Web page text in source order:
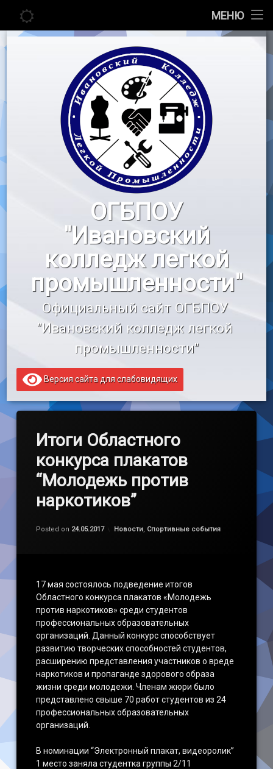
МЕНЮ
Главная
Педагогу
Воспитательная работа
«Профессионалы»
«Профессионалитет»
Образовательный кредит
Перейти
к
ОГБПОУ
"Ивановский
колледж легкой
промышленности"
Официальный сайт ОГБПОУ
"Ивановский колледж легкой
промышленности"
Версия сайта для слабовидящих
Итоги Областного
конкурса плакатов
“Молодежь против
наркотиков”
Posted on 24.05.2017
Обновлено на
by
Категории:
Новости, Спортивные события
17 мая состоялось подведение итогов
Областного конкурса плакатов «Молодежь
против наркотиков» среди студентов
профессиональных образовательных
организаций. Данный конкурс способствует
развитию творческих способностей студентов,
расширению представления участников о вреде
наркотиков и пропаганде здорового образа
жизни среди молодежи. Членам жюри было
представлено свыше 70 работ студентов из 24
профессиональных образовательных
организаций.
В номинации “Электронный плакат, видеоролик”
1 место заняла студентка группы 2/11